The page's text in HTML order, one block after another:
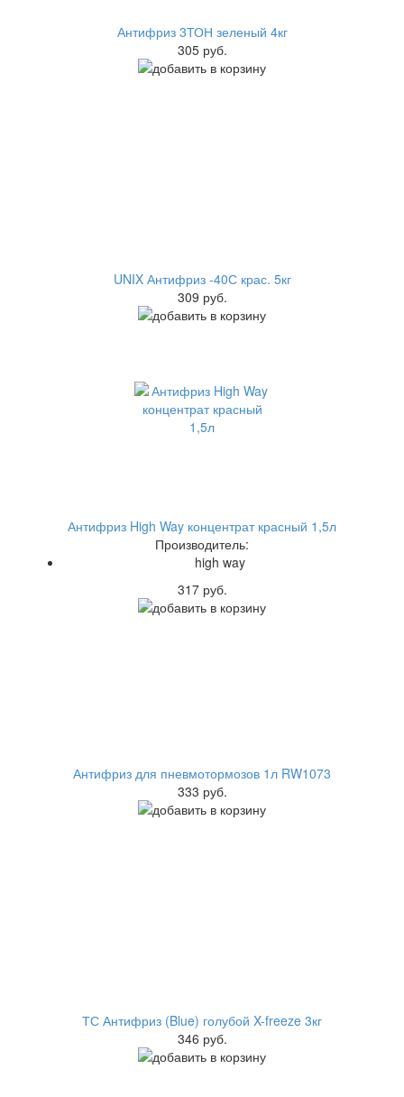
Антифриз 3ТОН зеленый 4кг
305 руб.
UNIX Антифриз -40С крас. 5кг
309 руб.
Антифриз High Way концентрат красный 1,5л
Производитель:
high way
317 руб.
Антифриз для пневмотормозов 1л RW1073
333 руб.
ТС Антифриз (Blue) голубой X-freeze 3кг
346 руб.